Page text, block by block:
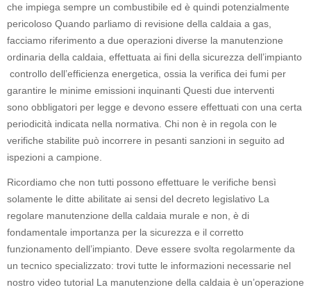
che impiega sempre un combustibile ed è quindi potenzialmente
pericoloso Quando parliamo di revisione della caldaia a gas,
facciamo riferimento a due operazioni diverse la manutenzione
ordinaria della caldaia, effettuata ai fini della sicurezza dell’impianto
controllo dell’efficienza energetica, ossia la verifica dei fumi per
garantire le minime emissioni inquinanti Questi due interventi
sono obbligatori per legge e devono essere effettuati con una certa
periodicità indicata nella normativa. Chi non è in regola con le
verifiche stabilite può incorrere in pesanti sanzioni in seguito ad
ispezioni a campione.
Ricordiamo che non tutti possono effettuare le verifiche bensì
solamente le ditte abilitate ai sensi del decreto legislativo La
regolare manutenzione della caldaia murale e non, è di
fondamentale importanza per la sicurezza e il corretto
funzionamento dell’impianto. Deve essere svolta regolarmente da
un tecnico specializzato: trovi tutte le informazioni necessarie nel
nostro video tutorial La manutenzione della caldaia è un’operazione